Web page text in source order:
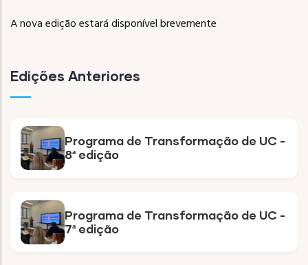
A nova edição estará disponível brevemente
Edições Anteriores
Programa de Transformação de UC -
8ª edição
Programa de Transformação de UC -
7ª edição